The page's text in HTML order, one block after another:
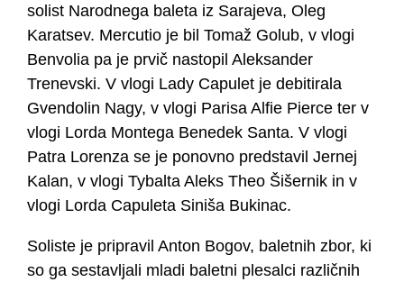
solist Narodnega baleta iz Sarajeva, Oleg
Karatsev. Mercutio je bil Tomaž Golub, v vlogi
Benvolia pa je prvič nastopil Aleksander
Trenevski. V vlogi Lady Capulet je debitirala
Gvendolin Nagy, v vlogi Parisa Alfie Pierce ter v
vlogi Lorda Montega Benedek Santa. V vlogi
Patra Lorenza se je ponovno predstavil Jernej
Kalan, v vlogi Tybalta Aleks Theo Šišernik in v
vlogi Lorda Capuleta Siniša Bukinac.
Soliste je pripravil Anton Bogov, baletnih zbor, ki
so ga sestavljali mladi baletni plesalci različnih